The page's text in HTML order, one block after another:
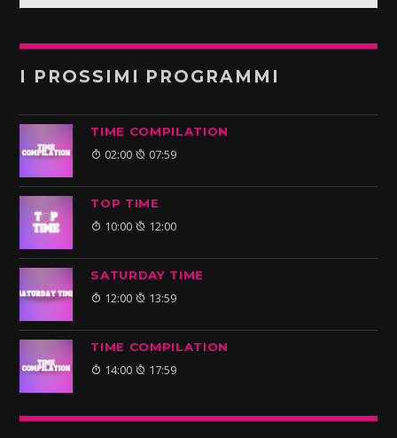
I PROSSIMI PROGRAMMI
TIME COMPILATION
02:00 07:59
TOP TIME
10:00 12:00
SATURDAY TIME
12:00 13:59
TIME COMPILATION
14:00 17:59